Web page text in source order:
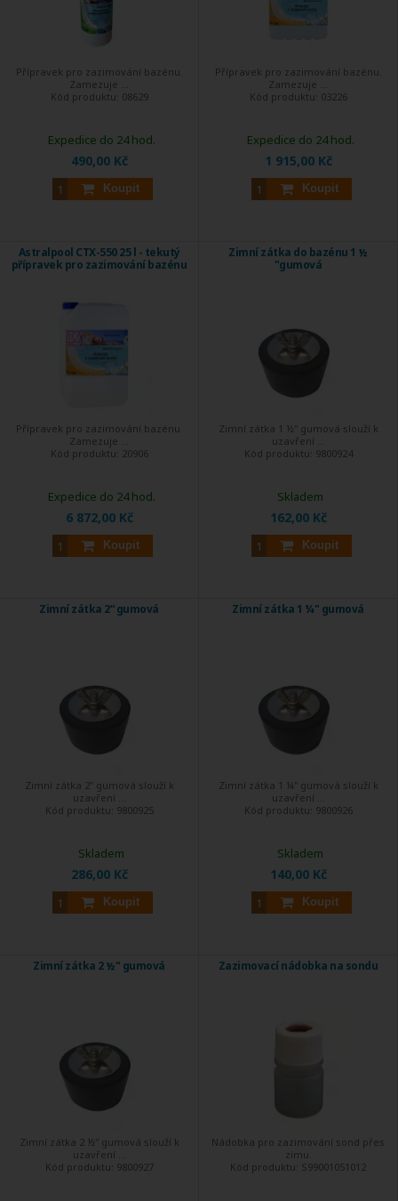
Přípravek pro zazimování bazénu.
Zamezuje ...
Kód produktu: 08629
490,00 Kč
Koupit
Expedice do 24 hod.
Přípravek pro zazimování bazénu.
Zamezuje ...
Kód produktu: 03226
1 915,00 Kč
Koupit
Expedice do 24 hod.
Astralpool CTX-550 25 l - tekutý
přípravek pro zazimování bazénu
Přípravek pro zazimování bazénu.
Zamezuje ...
Kód produktu: 20906
6 872,00 Kč
Koupit
Expedice do 24 hod.
Zimní zátka do bazénu 1 ½
"gumová
Zimní zátka 1 ½" gumová slouží k
uzavření ...
Kód produktu: 9800924
162,00 Kč
Koupit
Skladem
Zimní zátka 2“ gumová
Zimní zátka 2" gumová slouží k
uzavření ...
Kód produktu: 9800925
286,00 Kč
Koupit
Skladem
Zimní zátka 1 ¼" gumová
Zimní zátka 1 ¼" gumová slouží k
uzavření ...
Kód produktu: 9800926
140,00 Kč
Koupit
Skladem
Zimní zátka 2 ½" gumová
Zimní zátka 2 ½" gumová slouží k
uzavření ...
Kód produktu: 9800927
Zazimovací nádobka na sondu
Nádobka pro zazimování sond přes
zimu.
Kód produktu: S99001051012